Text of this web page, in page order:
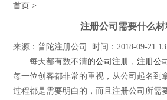
首页 >
注册公司需要什么材
来源：普陀注册公司 时间：2018-09-21
每天都有数不清的公司注册 ，注册公
每一位创客都非常的重视，从公司起名到
过程都是需要明白的，而且注册公司所需